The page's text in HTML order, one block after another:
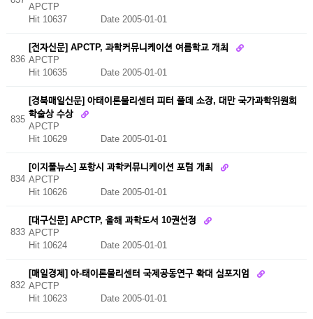
APCTP
Hit 10637 Date 2005-01-01
836
[전자신문] APCTP, 과학커뮤니케이션 여름학교 개최
APCTP
Hit 10635
Date 2005-01-01
835
[경북매일신문] 아태이론물리센터 피터 풀데 소장, 대만 국가과학위원회
학술상 수상
APCTP
Hit 10629 Date 2005-01-01
834
[이지폴뉴스] 포항시 과학커뮤니케이션 포럼 개최
APCTP
Hit 10626
Date 2005-01-01
833
[대구신문] APCTP, 올해 과학도서 10권선정
APCTP
Hit 10624
Date 2005-01-01
832
[매일경제] 아-태이론물리센터 국제공동연구 확대 심포지엄
APCTP
Hit 10623
Date 2005-01-01